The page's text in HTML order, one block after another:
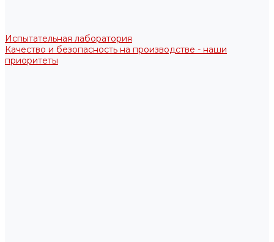
Испытательная лаборатория
Качество и безопасность на производстве - наши
приоритеты